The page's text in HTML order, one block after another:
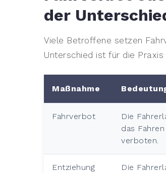
der
Viele Betroffene setzen
Unterschied ist für die Praxis
Maßnahme
Fahrverbot
Die
das
verboten.
Entziehung
Die